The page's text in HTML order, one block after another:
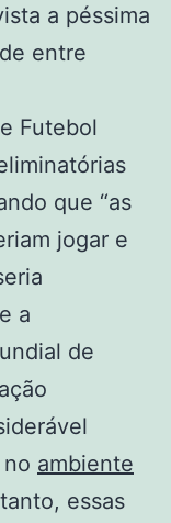
a péssima
entre
Futebol
que “as
jogar e
a
de
ambiente
essas